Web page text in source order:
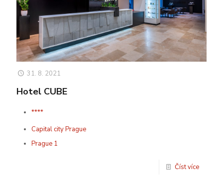
31. 8. 2021
Hotel CUBE
****
Capital city Prague
Prague 1
Číst více